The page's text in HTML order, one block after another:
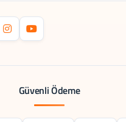
Güvenli Ödeme